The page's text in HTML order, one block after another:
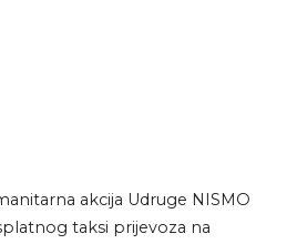
akcija Udruge NISMO
taksi prijevoza na